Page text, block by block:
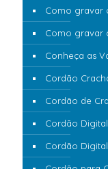
Como gravar
Como gravar
Conheça as
Cordão
Cordão de
Cordão Digital
Cordão